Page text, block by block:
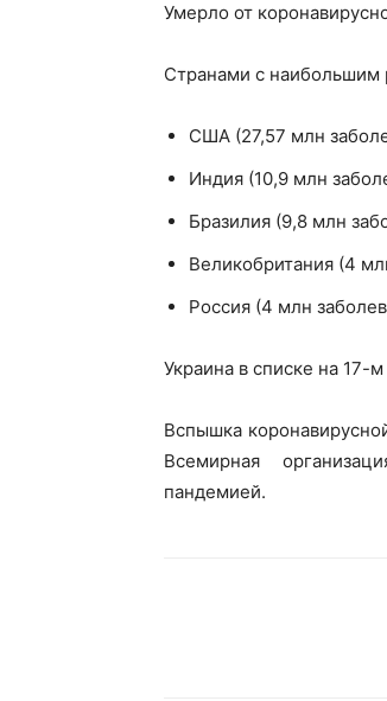
Умерло от
Странами с наибольшим
США (27,57 млн
Индия (10,9 млн
Бразилия (9,8 млн
Великобритания (4
Россия (4 млн
Украина в списке на 17-
Вспышка
Всемирная
пандемией.